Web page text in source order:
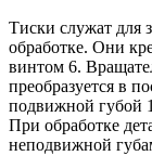
Тиски служат для
обработке. Они
винтом 6.
преобразуется в
подвижной губой
При обработке
неподвижной